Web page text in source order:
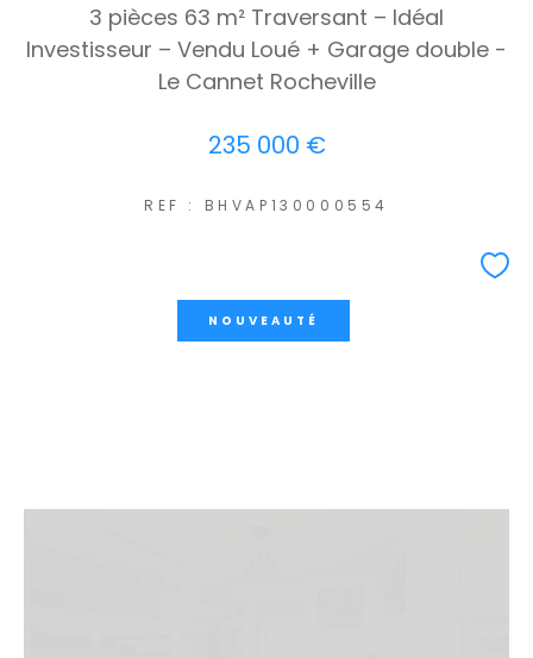
3 pièces 63 m² Traversant – Idéal
Investisseur – Vendu Loué + Garage double -
Le Cannet Rocheville
235 000 €
REF : BHVAP130000554
NOUVEAUTÉ